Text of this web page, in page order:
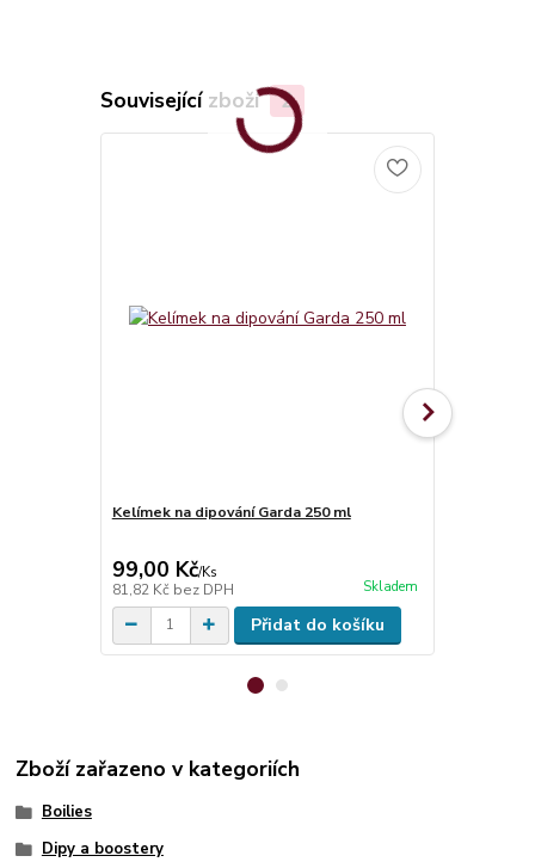
Související zboží 2
Kelímek na dipování Garda 250 ml
99,00 Kč/Ks
81,82 Kč bez DPH Skladem
Přidat do košíku
Zboží zařazeno v kategoriích
Boilies
Dipy a boostery